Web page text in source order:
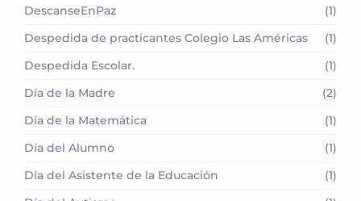
DescanseEnPaz
(1)
Despedida de practicantes Colegio Las Américas
(1)
Despedida Escolar.
(1)
Día de la Madre
(2)
Día de la Matemática
(1)
Día del Alumno
(1)
Día del Asistente de la Educación
(1)